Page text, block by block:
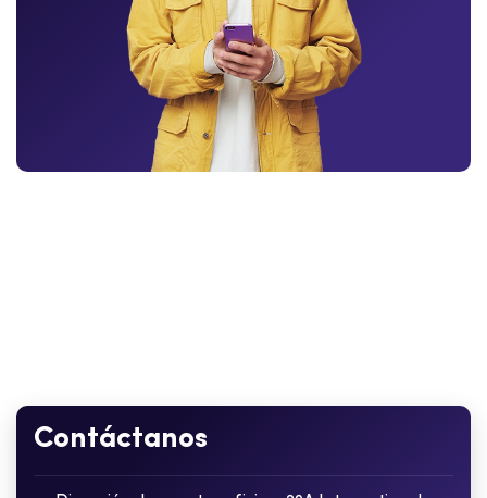
Contáctanos